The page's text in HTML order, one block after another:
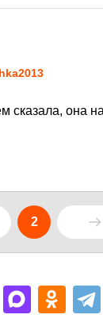
сказала, она
2